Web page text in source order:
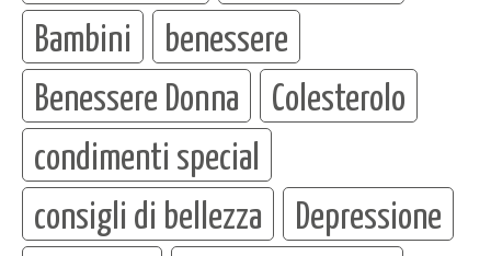
Bambini
benessere
Benessere Donna
Colesterolo
condimenti special
consigli di bellezza
Depressione